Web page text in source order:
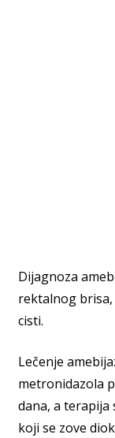
Dijagnoza
rektalnog
cisti.
Lečenje
metronidazola
dana, a terapija
koji se zove